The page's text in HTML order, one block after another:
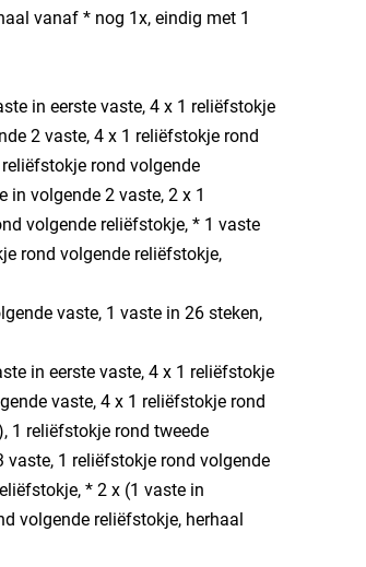
vanaf * nog 1x, eindig met 1
in eerste vaste, 4 x 1 reliëfstokje
2 vaste, 4 x 1 reliëfstokje rond
rond volgende
in volgende 2 vaste, 2 x 1
volgende reliëfstokje, * 1 vaste
rond volgende reliëfstokje,
vaste, 1 vaste in 26 steken,
in eerste vaste, 4 x 1 reliëfstokje
vaste, 4 x 1 reliëfstokje rond
1 reliëfstokje rond tweede
1 reliëfstokje rond volgende
* 2 x (1 vaste in
volgende reliëfstokje, herhaal